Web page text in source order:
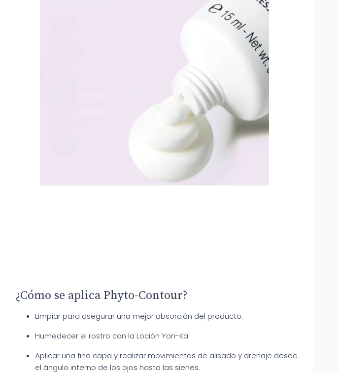
¿Cómo se aplica Phyto-Contour?
Limpiar para asegurar una mejor absorción del producto.
Humedecer el rostro con la Loción Yon-Ka.
Aplicar una fina capa y realizar movimientos de alisado y drenaje desde
el ángulo interno de los ojos hasta las sienes.